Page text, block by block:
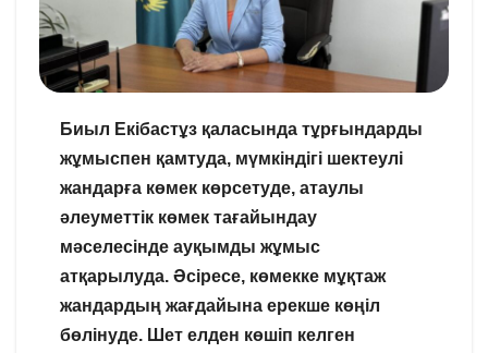
Биыл Екібастұз қаласында тұрғындарды
жұмыспен қамтуда, мүмкіндігі шектеулі
жандарға көмек көрсетуде, атаулы
әлеуметтік көмек тағайындау
мәселесінде ауқымды жұмыс
атқарылуда. Әсіресе, көмекке мұқтаж
жандардың жағдайына ерекше көңіл
бөлінуде. Шет елден көшіп келген